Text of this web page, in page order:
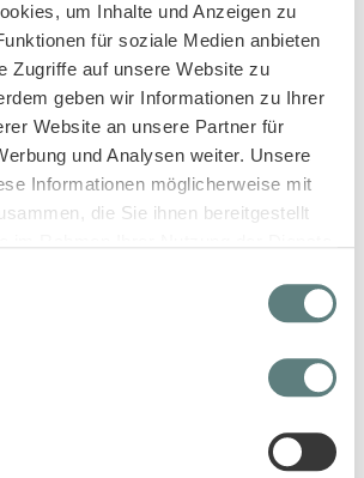
um Inhalte und Anzeigen zu
für soziale Medien anbieten
Zugriffe auf unsere Website zu
geben wir Informationen zu Ihrer
Website an unsere Partner für
und Analysen weiter. Unsere
Informationen möglicherweise mit
die Sie ihnen bereitgestellt
zur Geburt
verstauben. Hier findest du eine Auswahl
die auch schlecht ankommen können.
uninteressant